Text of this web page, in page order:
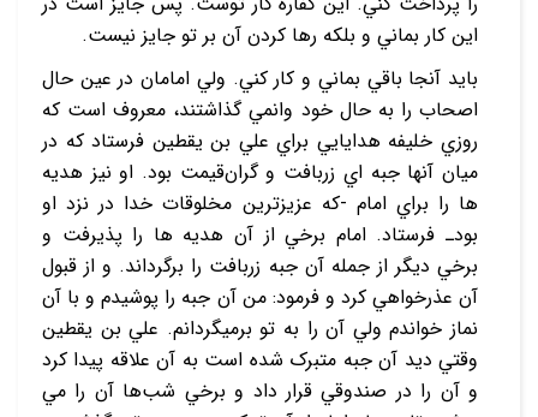
اين کار بماني و بلکه رها کردن آن بر تو جايز نيست.
بايد آنجا باقي بماني و کار کني. ولي امامان در عين حال
اصحاب را به حال خود وانمي ‏گذاشتند، معروف است که
روزي خليفه هدايايي براي علي بن يقطين فرستاد که در
ميان آنها جبه ‏اي زربافت و گران‌قيمت بود. او نيز هديه
‏ها را براي امام -که عزيزترين مخلوقات خدا در نزد او
بودـ فرستاد. امام برخي از آن هديه‏ ها را پذيرفت و
برخي ديگر از جمله آن جبه زربافت را برگرداند. و از قبول
آن عذرخواهي کرد و فرمود: من آن جبه را پوشيدم و با آن
نماز خواندم ولي آن را به تو برمي‏گردانم. علي بن يقطين
وقتي ديد آن جبه متبرک شده است به آن علاقه پيدا کرد
و آن را در صندوقي قرار داد و برخي شب‌ها آن را مي